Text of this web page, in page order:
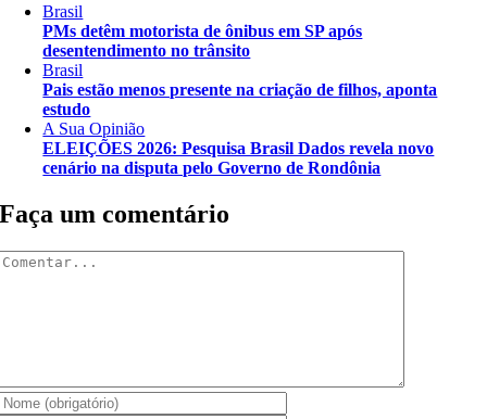
Brasil
PMs detêm motorista de ônibus em SP após
desentendimento no trânsito
Brasil
Pais estão menos presente na criação de filhos, aponta
estudo
A Sua Opinião
ELEIÇÕES 2026: Pesquisa Brasil Dados revela novo
cenário na disputa pelo Governo de Rondônia
Faça um comentário